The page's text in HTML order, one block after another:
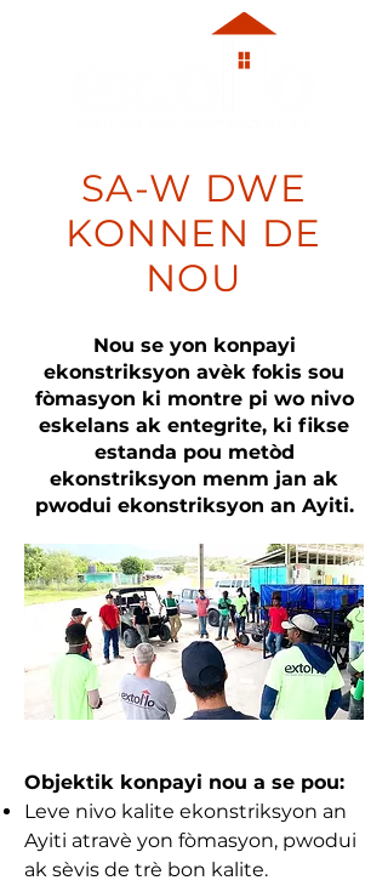
SA-W DWE
KONNEN DE
NOU
Nou se yon konpayi
ekonstriksyon avèk fokis sou
fòmasyon ki montre pi wo nivo
eskelans ak entegrite, ki fikse
estanda pou metòd
ekonstriksyon menm jan ak
pwodui ekonstriksyon an Ayiti.
Objektik konpayi nou a se pou:
Leve nivo kalite ekonstriksyon an
Ayiti atravè yon fòmasyon, pwodui
ak sèvis de trè bon kalite.